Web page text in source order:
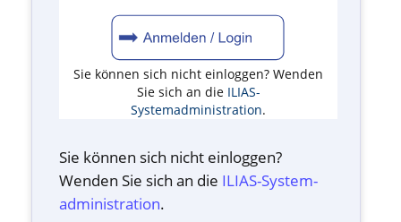
Sie können sich nicht einloggen? Wenden
Sie sich an die ILIAS-
Systemadministration.
Sie können sich nicht einloggen?
Wenden Sie sich an die ILIAS-System­
administration.